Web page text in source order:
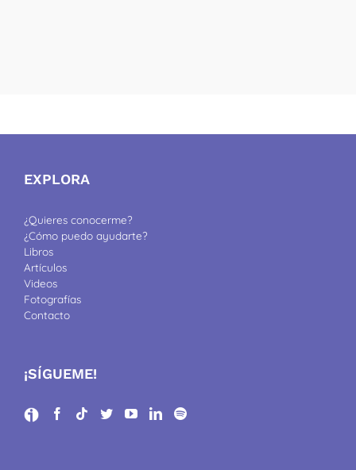
EXPLORA
¿Quieres conocerme?
¿Cómo puedo ayudarte?
Libros
Artículos
Videos
Fotografías
Contacto
¡SÍGUEME!